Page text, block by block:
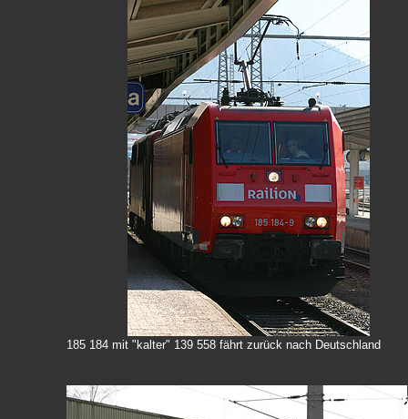
185 184 mit "kalter" 139 558 fährt zurück nach Deutschland